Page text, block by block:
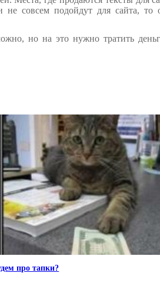
не совсем подойдут для сайта,
но на это нужно тратить
про тапки?